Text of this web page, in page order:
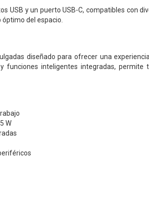
USB y un puerto USB-C, compatibles con
del espacio.
diseñado para ofrecer una
funciones inteligentes integradas, permite
W